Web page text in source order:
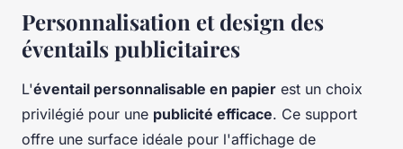
Personnalisation et design des
éventails publicitaires
L'éventail personnalisable en papier est un choix
privilégié pour une publicité efficace. Ce support
offre une surface idéale pour l'affichage de